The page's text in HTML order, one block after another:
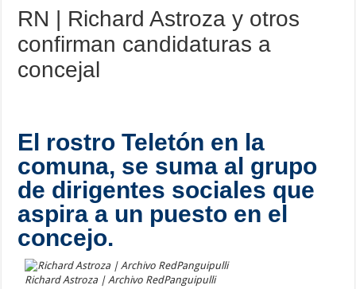
RN | Richard Astroza y otros
confirman candidaturas a
concejal
El rostro Teletón en la
comuna, se suma al grupo
de dirigentes sociales que
aspira a un puesto en el
concejo.
Richard Astroza | Archivo RedPanguipulli